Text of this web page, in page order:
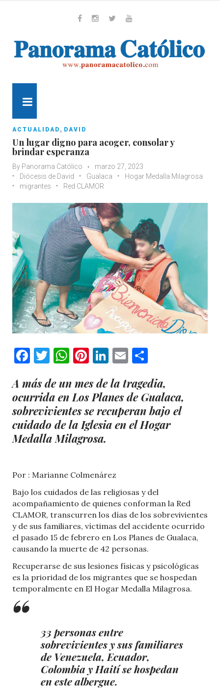
ACTUALIDAD , DAVID
Un lugar digno para acoger, consolar y
brindar esperanza
By Panorama Católico
marzo 27, 2023
Diócesis de David
Gualaca
Hogar Medalla Milagrosa
migrantes
Red CLAMOR
Facebook
Twitter
WhatsApp
Pinterest
LinkedIn
Email
A más de un mes de la tragedia,
ocurrida en Los Planes de Gualaca,
sobrevivientes se recuperan bajo el
cuidado de la Iglesia en el Hogar
Medalla Milagrosa.
Por : Marianne Colmenárez
Bajo los cuidados de las religiosas y del
acompañamiento de quienes conforman la Red
CLAMOR, transcurren los días de los sobrevivientes
y de sus familiares, víctimas del accidente ocurrido
el pasado 15 de febrero en Los Planes de Gualaca,
causando la muerte de 42 personas.
Recuperarse de sus lesiones físicas y psicológicas
es la prioridad de los migrantes que se hospedan
temporalmente en El Hogar Medalla Milagrosa.
33 personas entre
sobrevivientes y sus familiares
de Venezuela, Ecuador,
Colombia y Haití se hospedan
en este albergue.